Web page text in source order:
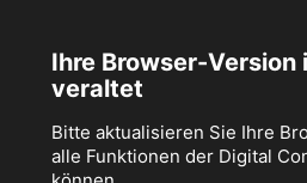
Ihre Browser-Version
veraltet
Bitte aktualisieren Sie Ihre
alle Funktionen der Digital